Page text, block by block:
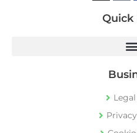
Quick